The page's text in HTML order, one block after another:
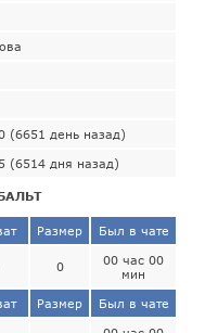
(6651 день назад)
(6514 дня назад)
Размер Был в чате
0
00 час 00
мин
Размер Был в чате